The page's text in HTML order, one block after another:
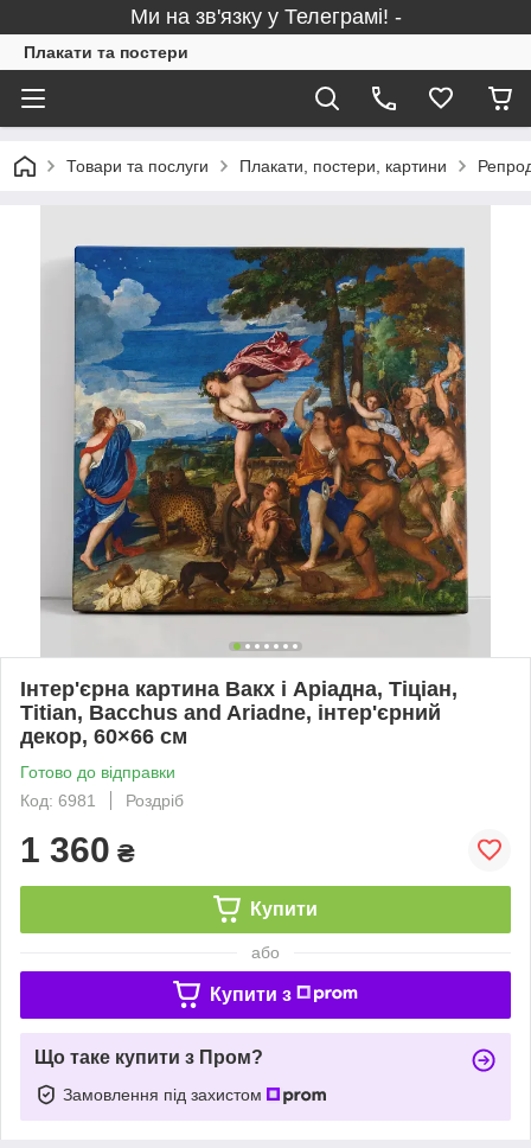
Ми на зв'язку у Телеграмі! -
Плакати та постери
Товари та послуги Плакати, постери, картини
Інтер'єрна картина Вакх і Аріадна, Тіціан,
Titian, Bacchus and Ariadne, інтер'єрний
декор, 60×66 см
Готово до відправки
Код: 6981
Роздріб
1 360 ₴
Купити
або
Купити з
Що таке купити з Пром?
Замовлення під захистом